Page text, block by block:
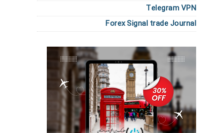
Telegram VPN
Forex Signal trade Journal